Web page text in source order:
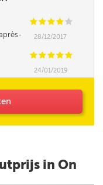
CCCC C
28/12/2017
CCCCC
24/01/2019
in On